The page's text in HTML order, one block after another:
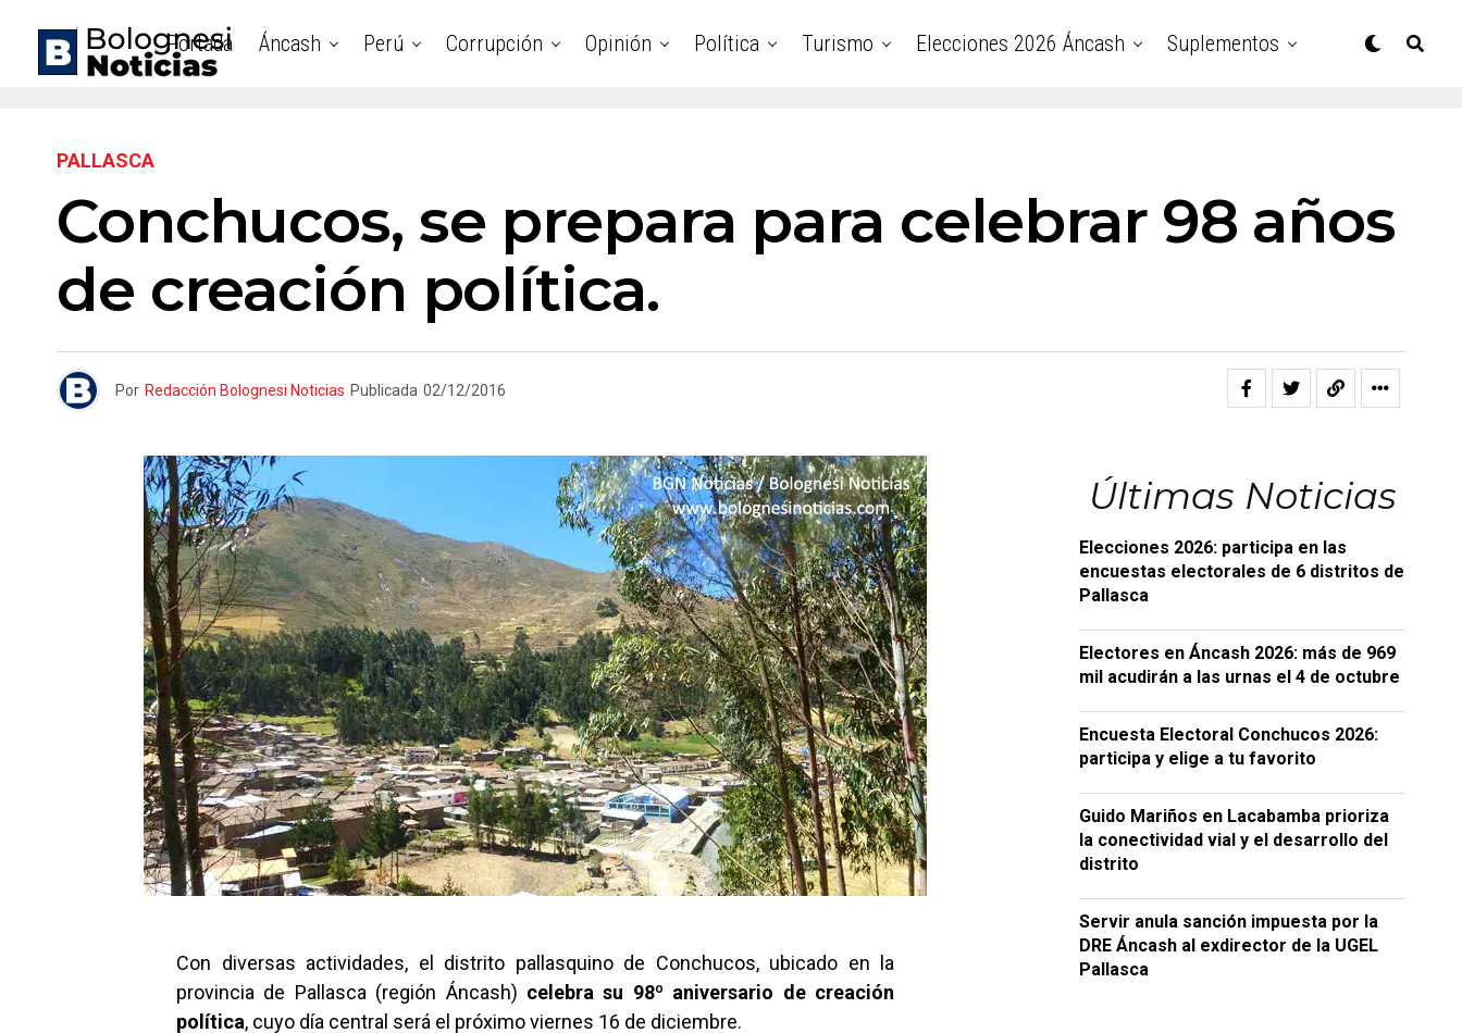
Portada Áncash Perú Corrupción Opinión Política Turismo Elecciones 2026 Áncash Suplementos
PALLASCA
Conchucos, se prepara para celebrar 98 años
de creación política.
Por Redacción Bolognesi Noticias Publicada 02/12/2016
Con diversas actividades, el distrito pallasquino de Conchucos, ubicado en la
provincia de Pallasca (región Áncash) celebra su 98º aniversario de creación
política, cuyo día central será el próximo viernes 16 de diciembre.
Últimas Noticias
Elecciones 2026: participa en las
encuestas electorales de 6 distritos de
Pallasca
Electores en Áncash 2026: más de 969
mil acudirán a las urnas el 4 de octubre
Encuesta Electoral Conchucos 2026:
participa y elige a tu favorito
Guido Mariños en Lacabamba prioriza
la conectividad vial y el desarrollo del
distrito
Servir anula sanción impuesta por la
DRE Áncash al exdirector de la UGEL
Pallasca